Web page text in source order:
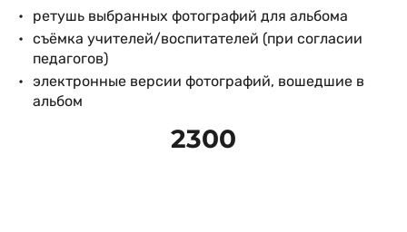
ретушь выбранных фотографий для альбома
съёмка учителей/воспитателей (при согласии
педагогов)
электронные версии фотографий, вошедшие в
альбом
2300